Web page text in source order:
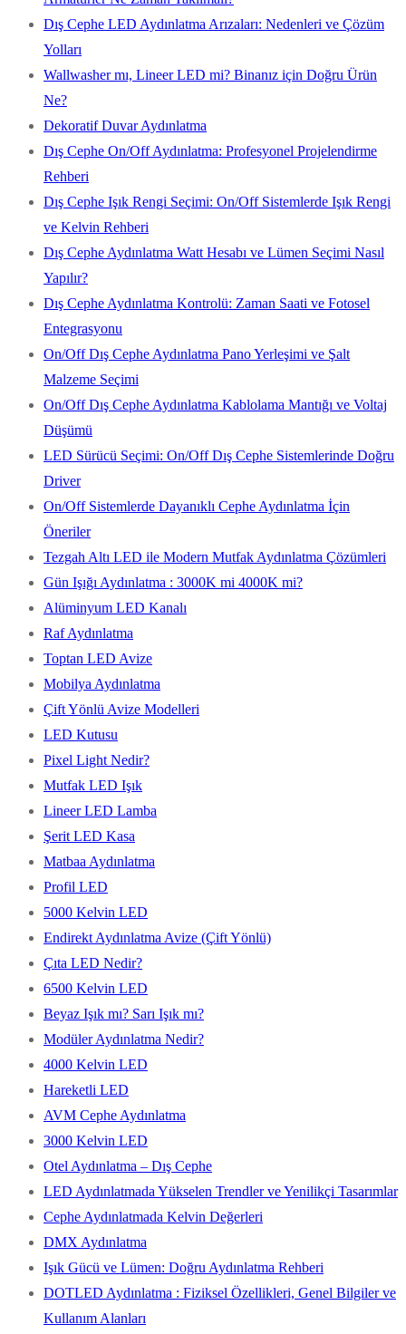
Dış Cephe LED Aydınlatma Arızaları: Nedenleri ve Çözüm
Yolları
Wallwasher mı, Lineer LED mi? Binanız için Doğru Ürün
Ne?
Dekoratif Duvar Aydınlatma
Dış Cephe On/Off Aydınlatma: Profesyonel Projelendirme
Rehberi
Dış Cephe Işık Rengi Seçimi: On/Off Sistemlerde Işık Rengi
ve Kelvin Rehberi
Dış Cephe Aydınlatma Watt Hesabı ve Lümen Seçimi Nasıl
Yapılır?
Dış Cephe Aydınlatma Kontrolü: Zaman Saati ve Fotosel
Entegrasyonu
On/Off Dış Cephe Aydınlatma Pano Yerleşimi ve Şalt
Malzeme Seçimi
On/Off Dış Cephe Aydınlatma Kablolama Mantığı ve Voltaj
Düşümü
LED Sürücü Seçimi: On/Off Dış Cephe Sistemlerinde Doğru
Driver
On/Off Sistemlerde Dayanıklı Cephe Aydınlatma İçin
Öneriler
Tezgah Altı LED ile Modern Mutfak Aydınlatma Çözümleri
Gün Işığı Aydınlatma : 3000K mi 4000K mi?
Alüminyum LED Kanalı
Raf Aydınlatma
Toptan LED Avize
Mobilya Aydınlatma
Çift Yönlü Avize Modelleri
LED Kutusu
Pixel Light Nedir?
Mutfak LED Işık
Lineer LED Lamba
Şerit LED Kasa
Matbaa Aydınlatma
Profil LED
5000 Kelvin LED
Endirekt Aydınlatma Avize (Çift Yönlü)
Çıta LED Nedir?
6500 Kelvin LED
Beyaz Işık mı? Sarı Işık mı?
Modüler Aydınlatma Nedir?
4000 Kelvin LED
Hareketli LED
AVM Cephe Aydınlatma
3000 Kelvin LED
Otel Aydınlatma – Dış Cephe
LED Aydınlatmada Yükselen Trendler ve Yenilikçi Tasarımlar
Cephe Aydınlatmada Kelvin Değerleri
DMX Aydınlatma
Işık Gücü ve Lümen: Doğru Aydınlatma Rehberi
DOTLED Aydınlatma : Fiziksel Özellikleri, Genel Bilgiler ve
Kullanım Alanları